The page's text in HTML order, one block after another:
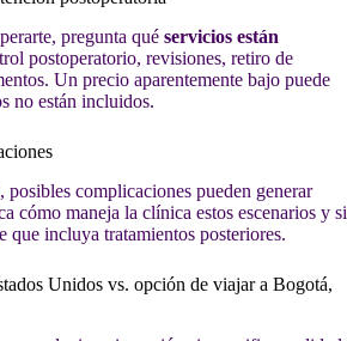
pregunta qué servicios están
postoperatorio, revisiones, retiro de
Un precio aparentemente bajo puede
no están incluidos.
complicaciones pueden generar
cómo maneja la clínica estos escenarios y si
que incluya tratamientos posteriores.
Unidos vs. opción de viajar a Bogotá,